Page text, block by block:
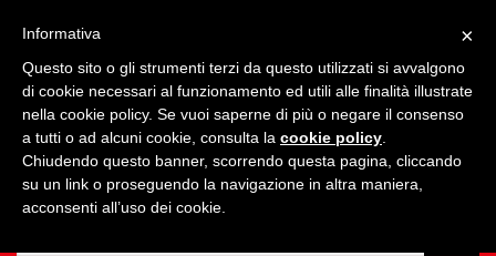
×
Informativa
Questo sito o gli strumenti terzi da questo utilizzati si avvalgono
di cookie necessari al funzionamento ed utili alle finalità illustrate
nella cookie policy. Se vuoi saperne di più o negare il consenso
a tutti o ad alcuni cookie, consulta la cookie policy
Chiudendo questo banner, scorrendo questa pagina, cliccando
su un link o proseguendo la navigazione in altra maniera,
acconsenti all’uso dei cookie.